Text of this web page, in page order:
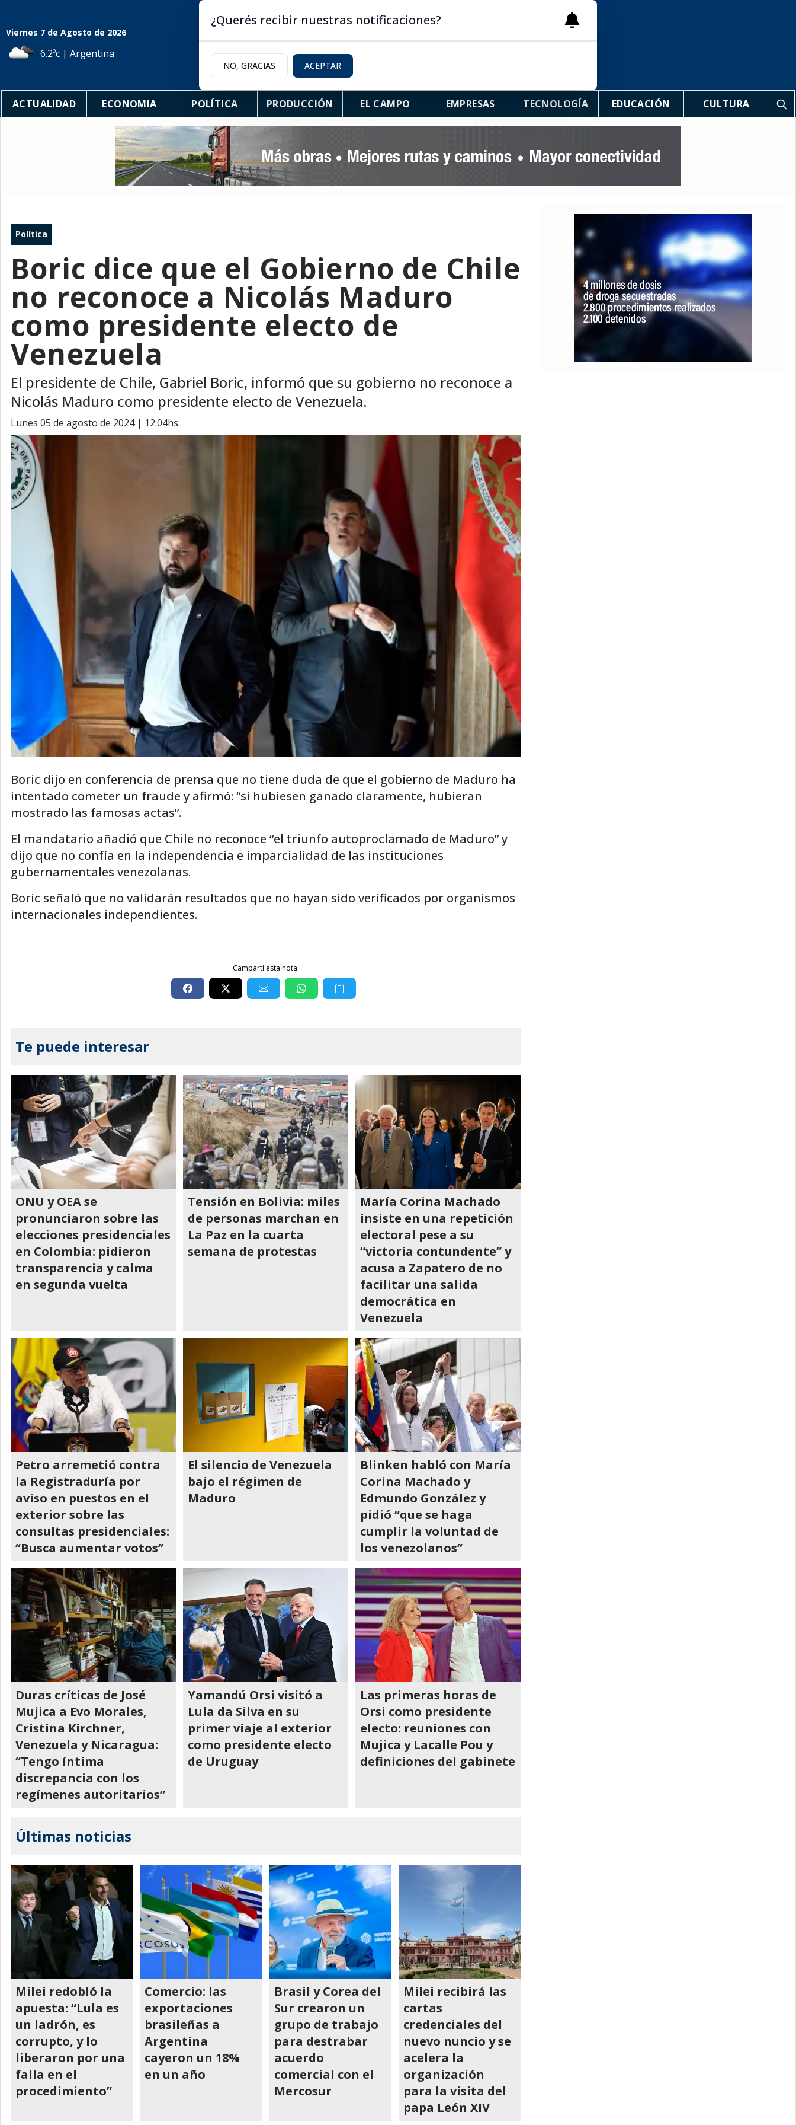
Viernes 7 de Agosto de 2026
6.2ºc | Argentina
ACTUALIDAD ECONOMIA POLÍTICA PRODUCCIÓN EL CAMPO EMPRESAS TECNOLOGÍA EDUCACIÓN CULTURA
Política
Boric dice que el Gobierno de Chile
no reconoce a Nicolás Maduro
como presidente electo de
Venezuela
El presidente de Chile, Gabriel Boric, informó que su gobierno no reconoce a
Nicolás Maduro como presidente electo de Venezuela.
lunes 05 de agosto de 2024 | 12:04hs.
Boric dijo en conferencia de prensa que no tiene duda de que el gobierno de Maduro ha
intentado cometer un fraude y afirmó: “si hubiesen ganado claramente, hubieran
mostrado las famosas actas”.
El mandatario añadió que Chile no reconoce “el triunfo autoproclamado de Maduro” y
dijo que no confía en la independencia e imparcialidad de las instituciones
gubernamentales venezolanas.
Boric señaló que no validarán resultados que no hayan sido verificados por organismos
internacionales independientes.
Campartí esta nota:
Te puede interesar
ONU y OEA se
pronunciaron sobre las
elecciones presidenciales
en Colombia: pidieron
transparencia y calma
en segunda vuelta
Tensión en Bolivia: miles
de personas marchan en
La Paz en la cuarta
semana de protestas
María Corina Machado
insiste en una repetición
electoral pese a su
“victoria contundente” y
acusa a Zapatero de no
facilitar una salida
democrática en
Venezuela
Petro arremetió contra
la Registraduría por
aviso en puestos en el
exterior sobre las
consultas presidenciales:
“Busca aumentar votos”
El silencio de Venezuela
bajo el régimen de
Maduro
Blinken habló con María
Corina Machado y
Edmundo González y
pidió “que se haga
cumplir la voluntad de
los venezolanos”
Duras críticas de José
Mujica a Evo Morales,
Cristina Kirchner,
Venezuela y Nicaragua:
“Tengo íntima
discrepancia con los
regímenes autoritarios”
Yamandú Orsi visitó a
Lula da Silva en su
primer viaje al exterior
como presidente electo
de Uruguay
Las primeras horas de
Orsi como presidente
electo: reuniones con
Mujica y Lacalle Pou y
definiciones del gabinete
Últimas noticias
Milei redobló la
apuesta: “Lula es
un ladrón, es
corrupto, y lo
liberaron por una
falla en el
procedimiento”
Comercio: las
exportaciones
brasileñas a
Argentina
cayeron un 18%
en un año
Brasil y Corea del
Sur crearon un
grupo de trabajo
para destrabar
acuerdo
comercial con el
Mercosur
Milei recibirá las
cartas
credenciales del
nuevo nuncio y se
acelera la
organización
para la visita del
papa León XIV
¿Querés recibir nuestras notificaciones?
NO, GRACIAS ACEPTAR